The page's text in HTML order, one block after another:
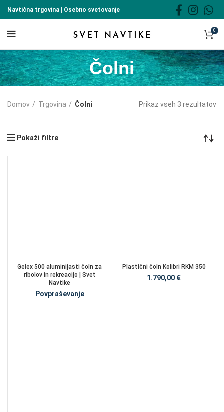
Navtična trgovina | Osebno svetovanje
0
Čolni
Domov Trgovina Čolni Prikaz vseh 3 rezultatov
Pokaži filtre
Gelex 500 aluminijasti čoln za
ribolov in rekreacijo | Svet
Navtike
Povpraševanje
Plastični čoln Kolibri RKM 350
1.790,00 €